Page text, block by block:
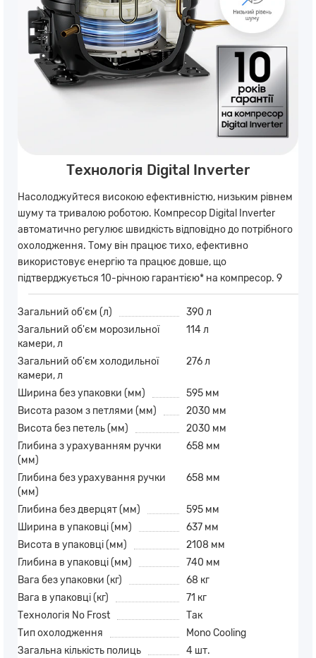
Технологія Digital Inverter
Насолоджуйтеся високою ефективністю, низьким рівнем
шуму та тривалою роботою. Компресор Digital Inverter
автоматично регулює швидкість відповідно до потрібного
охолодження. Тому він працює тихо, ефективно
використовує енергію та працює довше, що
підтверджується 10-річною гарантією* на компресор. 9
Загальний об'єм (л)
390 л
Загальний об'єм морозильної
камери, л
114 л
Загальний об'єм холодильної
камери, л
276 л
Ширина без упаковки (мм)
595 мм
Висота разом з петлями (мм)
2030 мм
Висота без петель (мм)
2030 мм
Глибина з урахуванням ручки
(мм)
658 мм
Глибина без урахування ручки
(мм)
658 мм
Глибина без дверцят (мм)
595 мм
Ширина в упаковці (мм)
637 мм
Висота в упаковці (мм)
2108 мм
Глибина в упаковці (мм)
740 мм
Вага без упаковки (кг)
68 кг
Вага в упаковці (кг)
71 кг
Технологія No Frost
Так
Тип охолодження
Mono Cooling
Загальна кількість полиць
4 шт.